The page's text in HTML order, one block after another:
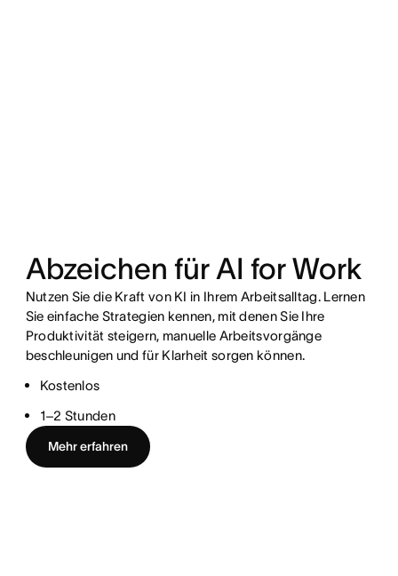
Abzeichen für AI for Work
Nutzen Sie die Kraft von KI in Ihrem Arbeitsalltag. Lernen
Sie einfache Strategien kennen, mit denen Sie Ihre
Produktivität steigern, manuelle Arbeitsvorgänge
beschleunigen und für Klarheit sorgen können.
Kostenlos
1–2 Stunden
Mehr erfahren